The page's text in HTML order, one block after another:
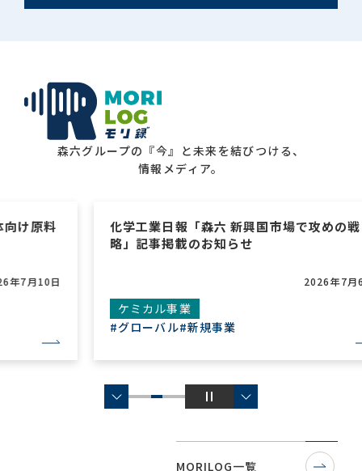
森六グループの『今』と未来を結びつける、
情報メディア。
化学工業日報「森六 新興国市場で攻めの戦
略」記事掲載のお知らせ
2026年7月6日
ケミカル事業
#グローバル#新規事業
MORILOG一覧